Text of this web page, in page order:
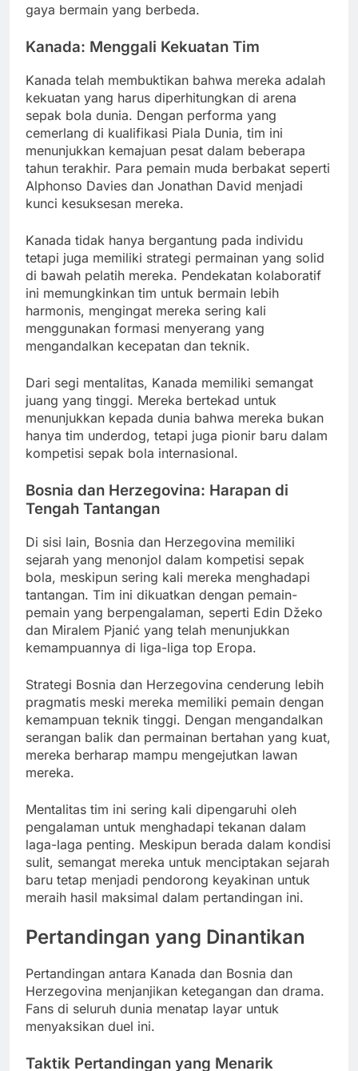
gaya bermain yang berbeda.
Kanada: Menggali Kekuatan Tim
Kanada telah membuktikan bahwa mereka adalah
kekuatan yang harus diperhitungkan di arena
sepak bola dunia. Dengan performa yang
cemerlang di kualifikasi Piala Dunia, tim ini
menunjukkan kemajuan pesat dalam beberapa
tahun terakhir. Para pemain muda berbakat seperti
Alphonso Davies dan Jonathan David menjadi
kunci kesuksesan mereka.
Kanada tidak hanya bergantung pada individu
tetapi juga memiliki strategi permainan yang solid
di bawah pelatih mereka. Pendekatan kolaboratif
ini memungkinkan tim untuk bermain lebih
harmonis, mengingat mereka sering kali
menggunakan formasi menyerang yang
mengandalkan kecepatan dan teknik.
Dari segi mentalitas, Kanada memiliki semangat
juang yang tinggi. Mereka bertekad untuk
menunjukkan kepada dunia bahwa mereka bukan
hanya tim underdog, tetapi juga pionir baru dalam
kompetisi sepak bola internasional.
Bosnia dan Herzegovina: Harapan di
Tengah Tantangan
Di sisi lain, Bosnia dan Herzegovina memiliki
sejarah yang menonjol dalam kompetisi sepak
bola, meskipun sering kali mereka menghadapi
tantangan. Tim ini dikuatkan dengan pemain-
pemain yang berpengalaman, seperti Edin Džeko
dan Miralem Pjanić yang telah menunjukkan
kemampuannya di liga-liga top Eropa.
Strategi Bosnia dan Herzegovina cenderung lebih
pragmatis meski mereka memiliki pemain dengan
kemampuan teknik tinggi. Dengan mengandalkan
serangan balik dan permainan bertahan yang kuat,
mereka berharap mampu mengejutkan lawan
mereka.
Mentalitas tim ini sering kali dipengaruhi oleh
pengalaman untuk menghadapi tekanan dalam
laga-laga penting. Meskipun berada dalam kondisi
sulit, semangat mereka untuk menciptakan sejarah
baru tetap menjadi pendorong keyakinan untuk
meraih hasil maksimal dalam pertandingan ini.
Pertandingan yang Dinantikan
Pertandingan antara Kanada dan Bosnia dan
Herzegovina menjanjikan ketegangan dan drama.
Fans di seluruh dunia menatap layar untuk
menyaksikan duel ini.
Taktik Pertandingan yang Menarik